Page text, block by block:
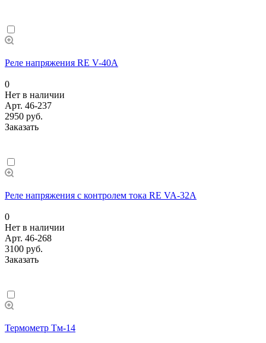
Реле напряжения RE V-40A
0
Нет в наличии
Арт. 46-237
2950 руб.
Заказать
Реле напряжения с контролем тока RE VA-32A
0
Нет в наличии
Арт. 46-268
3100 руб.
Заказать
Термометр Тм-14